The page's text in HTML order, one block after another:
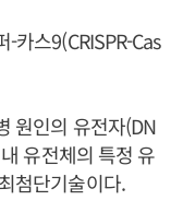
카스9(CRISPR-Cas
원인의 유전자(DN
유전체의 특정 유
첨단기술이다.